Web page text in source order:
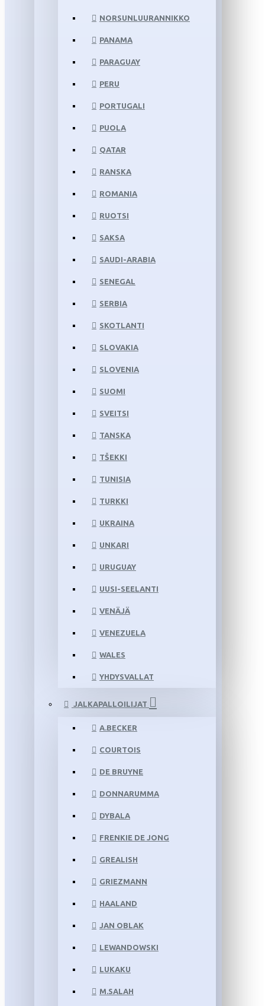
NORSUNLUURANNIKKO
PANAMA
PARAGUAY
PERU
PORTUGALI
PUOLA
QATAR
RANSKA
ROMANIA
RUOTSI
SAKSA
SAUDI-ARABIA
SENEGAL
SERBIA
SKOTLANTI
SLOVAKIA
SLOVENIA
SUOMI
SVEITSI
TANSKA
TŠEKKI
TUNISIA
TURKKI
UKRAINA
UNKARI
URUGUAY
UUSI-SEELANTI
VENÄJÄ
VENEZUELA
WALES
YHDYSVALLAT
JALKAPALLOILIJAT
A.BECKER
COURTOIS
DE BRUYNE
DONNARUMMA
DYBALA
FRENKIE DE JONG
GREALISH
GRIEZMANN
HAALAND
JAN OBLAK
LEWANDOWSKI
LUKAKU
M.SALAH